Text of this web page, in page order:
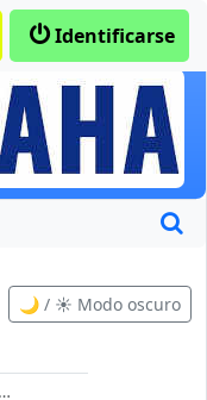
Identificarse
🌙 / ☀️ Modo oscuro